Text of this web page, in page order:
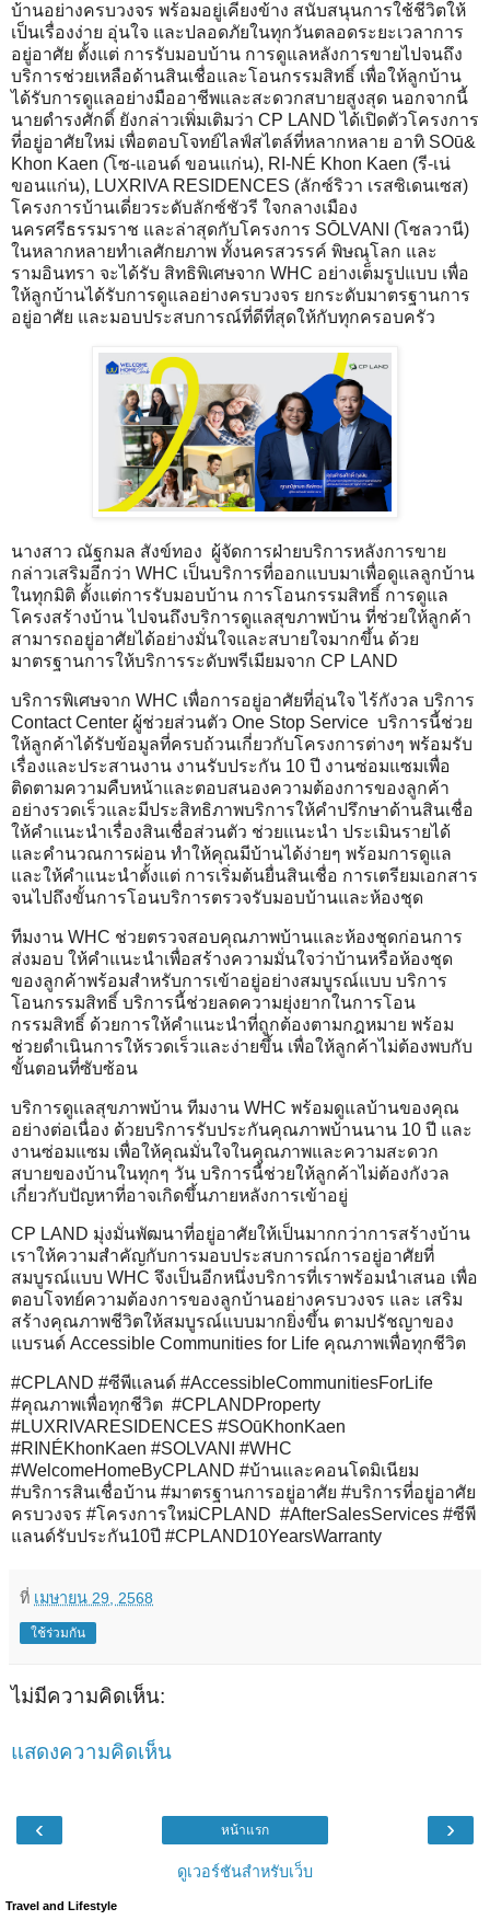
บ้านอย่างครบวงจร พร้อมอยู่เคียงข้าง สนับสนุนการใช้ชีวิตให้
เป็นเรื่องง่าย อุ่นใจ และปลอดภัยในทุกวันตลอดระยะเวลาการ
อยู่อาศัย ตั้งแต่ การรับมอบบ้าน การดูแลหลังการขายไปจนถึง
บริการช่วยเหลือด้านสินเชื่อและโอนกรรมสิทธิ์ เพื่อให้ลูกบ้าน
ได้รับการดูแลอย่างมืออาชีพและสะดวกสบายสูงสุด นอกจากนี้
นายดำรงศักดิ์ ยังกล่าวเพิ่มเติมว่า CP LAND ได้เปิดตัวโครงการ
ที่อยู่อาศัยใหม่ เพื่อตอบโจทย์ไลฟ์สไตล์ที่หลากหลาย อาทิ SOū&
Khon Kaen (โซ-แอนด์ ขอนแก่น), RI-NÉ Khon Kaen (รี-เน่
ขอนแก่น), LUXRIVA RESIDENCES (ลักซ์ริวา เรสซิเดนเซส)
โครงการบ้านเดี่ยวระดับลักซ์ชัวรี ใจกลางเมือง
นครศรีธรรมราช และล่าสุดกับโครงการ SŌLVANI (โซลวานี)
ในหลากหลายทำเลศักยภาพ ทั้งนครสวรรค์ พิษณุโลก และ
รามอินทรา จะได้รับ สิทธิพิเศษจาก WHC อย่างเต็มรูปแบบ เพื่อ
ให้ลูกบ้านได้รับการดูแลอย่างครบวงจร ยกระดับมาตรฐานการ
อยู่อาศัย และมอบประสบการณ์ที่ดีที่สุดให้กับทุกครอบครัว
นางสาว ณัฐกมล สังข์ทอง ผู้จัดการฝ่ายบริการหลังการขาย
กล่าวเสริมอีกว่า WHC เป็นบริการที่ออกแบบมาเพื่อดูแลลูกบ้าน
ในทุกมิติ ตั้งแต่การรับมอบบ้าน การโอนกรรมสิทธิ์ การดูแล
โครงสร้างบ้าน ไปจนถึงบริการดูแลสุขภาพบ้าน ที่ช่วยให้ลูกค้า
สามารถอยู่อาศัยได้อย่างมั่นใจและสบายใจมากขึ้น ด้วย
มาตรฐานการให้บริการระดับพรีเมียมจาก CP LAND
บริการพิเศษจาก WHC เพื่อการอยู่อาศัยที่อุ่นใจ ไร้กังวล บริการ
Contact Center ผู้ช่วยส่วนตัว One Stop Service บริการนี้ช่วย
ให้ลูกค้าได้รับข้อมูลที่ครบถ้วนเกี่ยวกับโครงการต่างๆ พร้อมรับ
เรื่องและประสานงาน งานรับประกัน 10 ปี งานซ่อมแซมเพื่อ
ติดตามความคืบหน้าและตอบสนองความต้องการของลูกค้า
อย่างรวดเร็วและมีประสิทธิภาพบริการให้คำปรึกษาด้านสินเชื่อ
ให้คำแนะนำเรื่องสินเชื่อส่วนตัว ช่วยแนะนำ ประเมินรายได้
และคำนวณการผ่อน ทำให้คุณมีบ้านได้ง่ายๆ พร้อมการดูแล
และให้คำแนะนำตั้งแต่ การเริ่มต้นยื่นสินเชื่อ การเตรียมเอกสาร
จนไปถึงขั้นการโอนบริการตรวจรับมอบบ้านและห้องชุด
ทีมงาน WHC ช่วยตรวจสอบคุณภาพบ้านและห้องชุดก่อนการ
ส่งมอบ ให้คำแนะนำเพื่อสร้างความมั่นใจว่าบ้านหรือห้องชุด
ของลูกค้าพร้อมสำหรับการเข้าอยู่อย่างสมบูรณ์แบบ บริการ
โอนกรรมสิทธิ์ บริการนี้ช่วยลดความยุ่งยากในการโอน
กรรมสิทธิ์ ด้วยการให้คำแนะนำที่ถูกต้องตามกฎหมาย พร้อม
ช่วยดำเนินการให้รวดเร็วและง่ายขึ้น เพื่อให้ลูกค้าไม่ต้องพบกับ
ขั้นตอนที่ซับซ้อน
บริการดูเเลสุขภาพบ้าน ทีมงาน WHC พร้อมดูแลบ้านของคุณ
อย่างต่อเนื่อง ด้วยบริการรับประกันคุณภาพบ้านนาน 10 ปี และ
งานซ่อมแซม เพื่อให้คุณมั่นใจในคุณภาพและความสะดวก
สบายของบ้านในทุกๆ วัน บริการนี้ช่วยให้ลูกค้าไม่ต้องกังวล
เกี่ยวกับปัญหาที่อาจเกิดขึ้นภายหลังการเข้าอยู่
CP LAND มุ่งมั่นพัฒนาที่อยู่อาศัยให้เป็นมากกว่าการสร้างบ้าน
เราให้ความสำคัญกับการมอบประสบการณ์การอยู่อาศัยที่
สมบูรณ์แบบ WHC จึงเป็นอีกหนึ่งบริการที่เราพร้อมนำเสนอ เพื่อ
ตอบโจทย์ความต้องการของลูกบ้านอย่างครบวงจร และ เสริม
สร้างคุณภาพชีวิตให้สมบูรณ์แบบมากยิ่งขึ้น ตามปรัชญาของ
แบรนด์ Accessible Communities for Life คุณภาพเพื่อทุกชีวิต
#CPLAND #ซีพีเเลนด์ #AccessibleCommunitiesForLife
#คุณภาพเพื่อทุกชีวิต #CPLANDProperty
#LUXRIVARESIDENCES #SOūKhonKaen
#RINÉKhonKaen #SOLVANI #WHC
#WelcomeHomeByCPLAND #บ้านและคอนโดมิเนียม
#บริการสินเชื่อบ้าน #มาตรฐานการอยู่อาศัย #บริการที่อยู่อาศัย
ครบวงจร #โครงการใหม่CPLAND #AfterSalesServices #ซีพี
แลนด์รับประกัน10ปี #CPLAND10YearsWarranty
ที่ เมษายน 29, 2568
ใช้ร่วมกัน
ไม่มีความคิดเห็น:
แสดงความคิดเห็น
‹ ›
หน้าแรก
ดูเวอร์ชันสำหรับเว็บ
Travel and Lifestyle